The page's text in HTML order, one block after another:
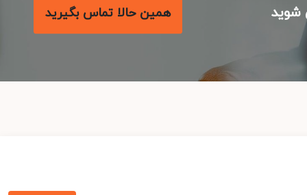
همین حالا تماس بگیرید